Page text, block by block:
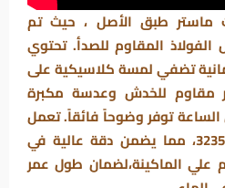
طبق الأصل ، حيث تم
المقاوم للصدأ. تحتوي
تضفي لمسة كلاسيكية على
مقاوم للخدش وعدسة مكبرة
الساعة توفر وضوحاً فائقاً. تعمل
بنظام حركة أوتوماتيكي 3235، مما يضمن دقة عالية في
علي الماكينة،لضمان طول عمر